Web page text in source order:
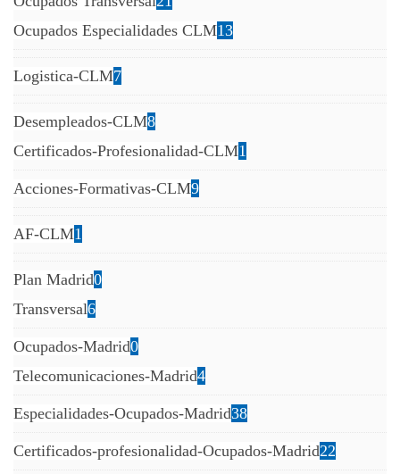
Ocupados Especialidades CLM13
Logistica-CLM7
Desempleados-CLM8
Certificados-Profesionalidad-CLM1
Acciones-Formativas-CLM9
AF-CLM1
Plan Madrid0
Transversal6
Ocupados-Madrid0
Telecomunicaciones-Madrid4
Especialidades-Ocupados-Madrid38
Certificados-profesionalidad-Ocupados-Madrid22